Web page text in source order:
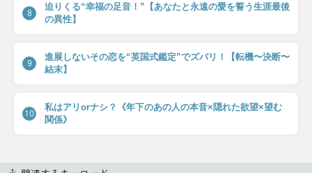
8
迫りくる“幸福の足音！”【あなたと永遠の愛を誓う生涯最後
の異性】
9
進展しないその恋を“英国式鑑定”でズバリ！【転機〜決断〜
結末】
10
私はアリorナシ？《年下のあの人の本音×隠れた欲望×望む
関係》